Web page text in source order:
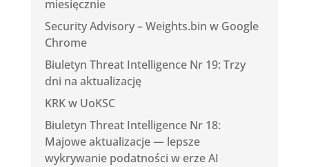
miesięcznie
Security Advisory – Weights.bin w Google
Chrome
Biuletyn Threat Intelligence Nr 19: Trzy
dni na aktualizację
KRK w UoKSC
Biuletyn Threat Intelligence Nr 18:
Majowe aktualizacje — lepsze
wykrywanie podatności w erze AI